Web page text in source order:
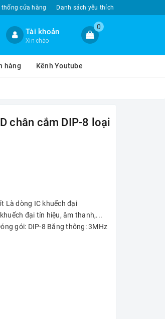
thống cửa hàng Danh sách yêu thích
Tài khoản
Xin chào
0
hàng Kênh Youtube
chân cắm DIP-8 loại
Là dòng IC khuếch đại
đại tín hiệu, âm thanh,...
gói: DIP-8 Băng thông: 3MHz